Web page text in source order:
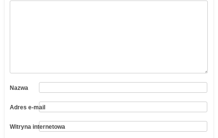
Nazwa
Adres e-mail
Witryna internetowa